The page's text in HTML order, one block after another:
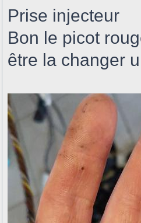
Prise injecteur
Bon le picot
être la changer